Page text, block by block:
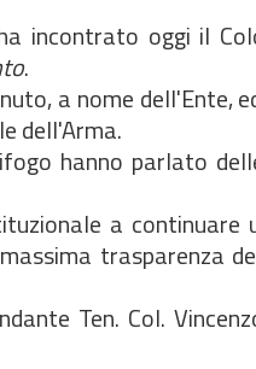
incontrato oggi il
.
a nome dell'Ente,
dell'Arma.
hanno parlato
a continuare
trasparenza
Ten. Col.